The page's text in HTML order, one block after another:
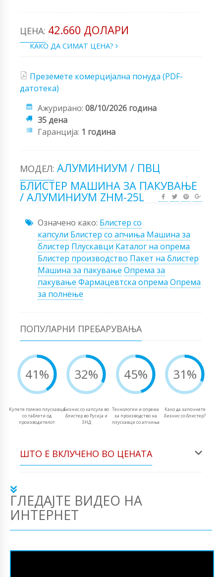
ЦЕНА: 42.660 ДОЛАРИ
КАКО ДА СИМАТ ЦЕНА?
Преземете комерцијална понуда (PDF-
датотека)
Ажурирано: 08/10/2026 година
35 дена
Гаранција: 1 година
МОДЕЛ: АЛУМИНИУМ / ПВЦ
БЛИСТЕР МАШИНА ЗА ПАКУВАЊЕ
/ АЛУМИНИУМ ZHM-25L
Означено како: Блистер со
капсули Блистер со апчиња Машина за
блистер Плускавци Каталог на опрема
Блистер производство Пакет на блистер
Машина за пакување Опрема за
пакување Фармацевтска опрема Опрема
за полнење
ПОПУЛАРНИ ПРЕБАРУВАЊА
41%
Купете големо плускавци
со таблети од
производителот
32%
Бизнис со капсула во
блистер во Русија и
ЗНД
45%
Технологии и опрема
за производство на
плускавци со апчиња
31%
Како да започнете
бизнис со блистер?
ШТО Е ВКЛУЧЕНО ВО ЦЕНАТА
ГЛЕДАЈТЕ ВИДЕО НА
ИНТЕРНЕТ